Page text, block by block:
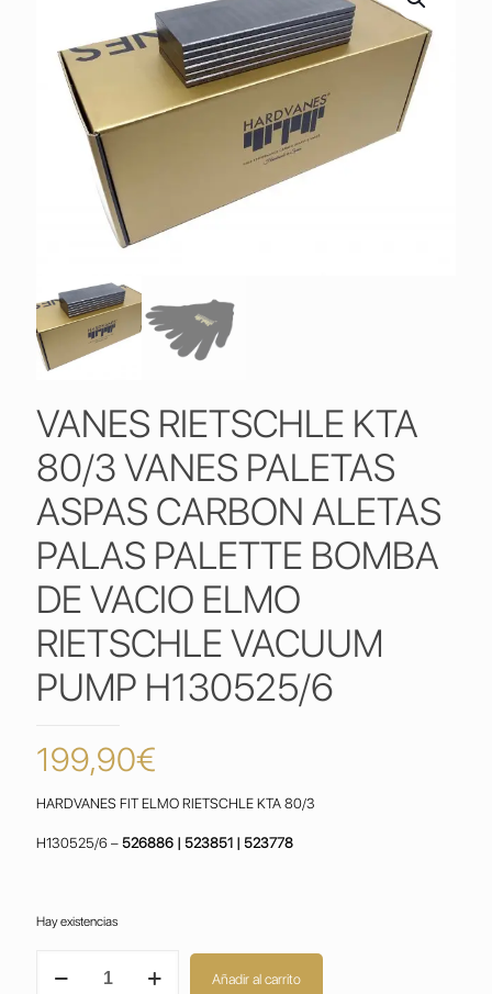
VANES RIETSCHLE KTA
80/3 VANES PALETAS
ASPAS CARBON ALETAS
PALAS PALETTE BOMBA
DE VACIO ELMO
RIETSCHLE VACUUM
PUMP H130525/6
199,90€
HARDVANES FIT ELMO RIETSCHLE KTA 80/3
H130525/6 – 526886 | 523851 | 523778
Hay existencias
RIETSCHLE
Añadir al carrito